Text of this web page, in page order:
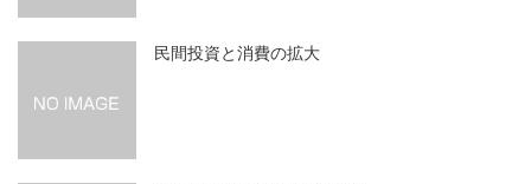
民間投資と消費の拡大